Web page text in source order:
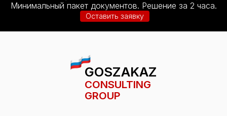
Минимальный пакет документов. Решение за 2 часа.
Оставить заявку
GOSZAKAZ
CONSULTING
GROUP